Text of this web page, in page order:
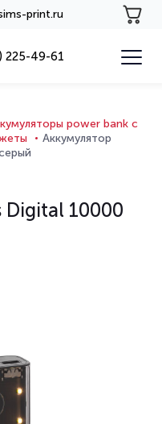
print.ru
225-49-61
power bank с
Аккумулятор
Digital 10000